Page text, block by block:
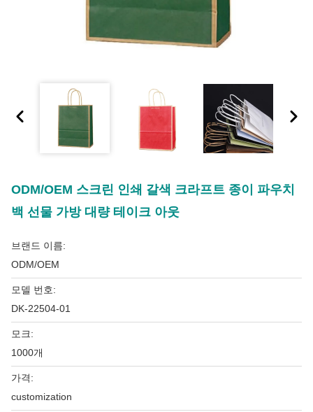
ODM/OEM 스크린 인쇄 갈색 크라프트 종이 파우치
백 선물 가방 대량 테이크 아웃
브랜드 이름:
ODM/OEM
모델 번호:
DK-22504-01
모크:
1000개
가격:
customization